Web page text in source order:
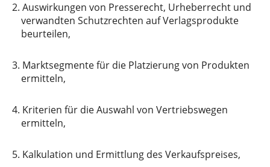
2. Auswirkungen von Presserecht, Urheberrecht und
verwandten Schutzrechten auf Verlagsprodukte
beurteilen,
3. Marktsegmente für die Platzierung von Produkten
ermitteln,
4. Kriterien für die Auswahl von Vertriebswegen
ermitteln,
5. Kalkulation und Ermittlung des Verkaufspreises,